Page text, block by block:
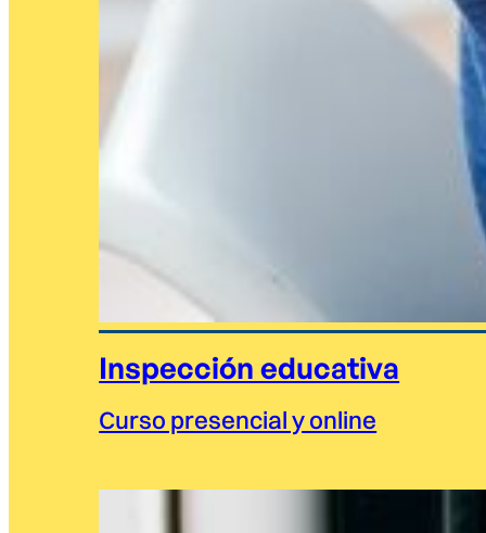
Inspección educativa
Curso presencial y online